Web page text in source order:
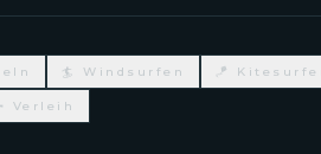
🏄 Windsurfen 🪁
Verleih